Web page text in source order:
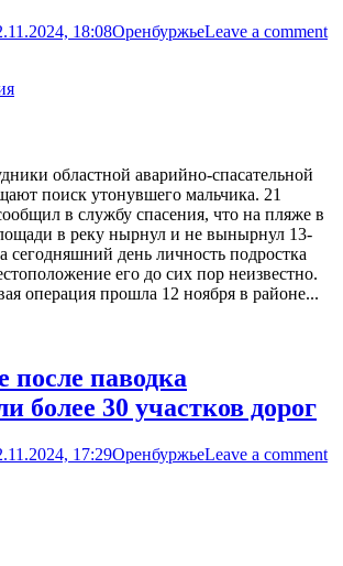
18:08ОренбуржьеLeave a comment
областной аварийно-спасательной
поиск утонувшего мальчика. 21
в службу спасения, что на пляже в
в реку нырнул и не вынырнул 13-
сегодняшний день личность подростка
его до сих пор неизвестно.
операция прошла 12 ноября в районе...
после паводка
более 30 участков дорог
17:29ОренбуржьеLeave a comment